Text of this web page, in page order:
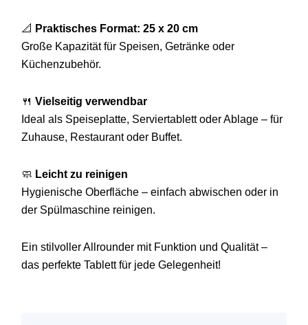
📐 Praktisches Format: 25 x 20 cm
Große Kapazität für Speisen, Getränke oder
Küchenzubehör.
🍴 Vielseitig verwendbar
Ideal als Speiseplatte, Serviertablett oder Ablage – für
Zuhause, Restaurant oder Buffet.
🧼 Leicht zu reinigen
Hygienische Oberfläche – einfach abwischen oder in
der Spülmaschine reinigen.
Ein stilvoller Allrounder mit Funktion und Qualität –
das perfekte Tablett für jede Gelegenheit!